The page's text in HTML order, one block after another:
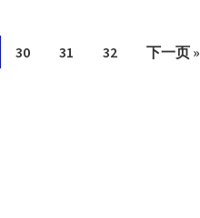
30 31 32 下一页 »